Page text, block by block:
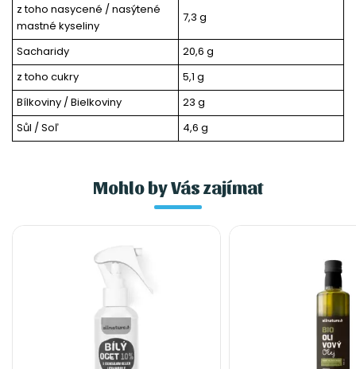
z toho nasycené / nasýtené
mastné kyseliny
7,3 g
Sacharidy
20,6 g
z toho cukry
5,1 g
Bílkoviny / Bielkoviny
23 g
Sůl / Soľ
4,6 g
Mohlo by Vás zajímat